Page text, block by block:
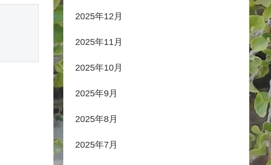
2025年12月
2025年11月
2025年10月
2025年9月
2025年8月
2025年7月